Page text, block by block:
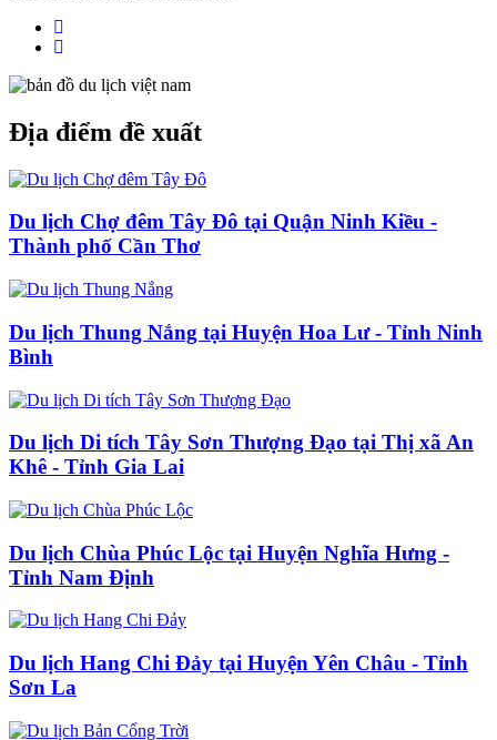
Địa điểm đề xuất
Du lịch Chợ đêm Tây Đô tại Quận Ninh Kiều -
Thành phố Cần Thơ
Du lịch Thung Nắng tại Huyện Hoa Lư - Tỉnh Ninh
Bình
Du lịch Di tích Tây Sơn Thượng Đạo tại Thị xã An
Khê - Tỉnh Gia Lai
Du lịch Chùa Phúc Lộc tại Huyện Nghĩa Hưng -
Tỉnh Nam Định
Du lịch Hang Chi Đảy tại Huyện Yên Châu - Tỉnh
Sơn La